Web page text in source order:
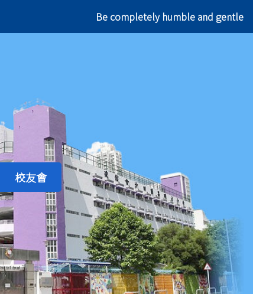
Be completely humble and gentle;
校友會